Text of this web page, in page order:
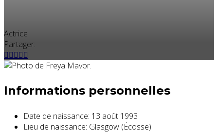
Actrice
Partager:
Informations personnelles
Date de naissance: 13 août 1993
Lieu de naissance: Glasgow (Écosse)